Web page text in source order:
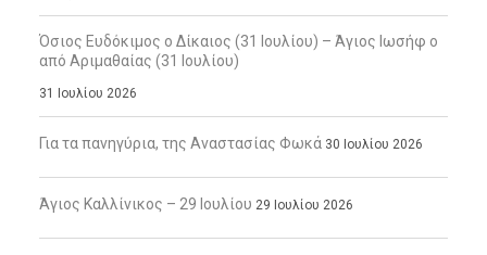
Όσιος Ευδόκιμος ο Δίκαιος (31 Ιουλίου) – Άγιος Ιωσήφ ο
από Αριμαθαίας (31 Ιουλίου)
31 Ιουλίου 2026
Για τα πανηγύρια, της Αναστασίας Φωκά 30 Ιουλίου 2026
Άγιος Καλλίνικος – 29 Ιουλίου 29 Ιουλίου 2026